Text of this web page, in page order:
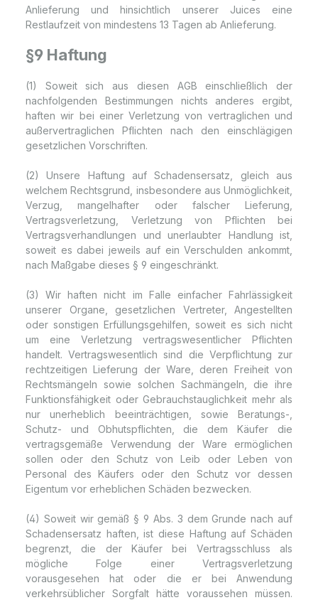
Anlieferung und hinsichtlich unserer Juices eine
Restlaufzeit von mindestens 13 Tagen ab Anlieferung.
§9 Haftung
(1) Soweit sich aus diesen AGB einschließlich der
nachfolgenden Bestimmungen nichts anderes ergibt,
haften wir bei einer Verletzung von vertraglichen und
außervertraglichen Pflichten nach den einschlägigen
gesetzlichen Vorschriften.
(2) Unsere Haftung auf Schadensersatz, gleich aus
welchem Rechtsgrund, insbesondere aus Unmöglichkeit,
Verzug, mangelhafter oder falscher Lieferung,
Vertragsverletzung, Verletzung von Pflichten bei
Vertragsverhandlungen und unerlaubter Handlung ist,
soweit es dabei jeweils auf ein Verschulden ankommt,
nach Maßgabe dieses § 9 eingeschränkt.
(3) Wir haften nicht im Falle einfacher Fahrlässigkeit
unserer Organe, gesetzlichen Vertreter, Angestellten
oder sonstigen Erfüllungsgehilfen, soweit es sich nicht
um eine Verletzung vertragswesentlicher Pflichten
handelt. Vertragswesentlich sind die Verpflichtung zur
rechtzeitigen Lieferung der Ware, deren Freiheit von
Rechtsmängeln sowie solchen Sachmängeln, die ihre
Funktionsfähigkeit oder Gebrauchstauglichkeit mehr als
nur unerheblich beeinträchtigen, sowie Beratungs-,
Schutz- und Obhutspflichten, die dem Käufer die
vertragsgemäße Verwendung der Ware ermöglichen
sollen oder den Schutz von Leib oder Leben von
Personal des Käufers oder den Schutz vor dessen
Eigentum vor erheblichen Schäden bezwecken.
(4) Soweit wir gemäß § 9 Abs. 3 dem Grunde nach auf
Schadensersatz haften, ist diese Haftung auf Schäden
begrenzt, die der Käufer bei Vertragsschluss als
mögliche Folge einer Vertragsverletzung
vorausgesehen hat oder die er bei Anwendung
verkehrsüblicher Sorgfalt hätte voraussehen müssen.